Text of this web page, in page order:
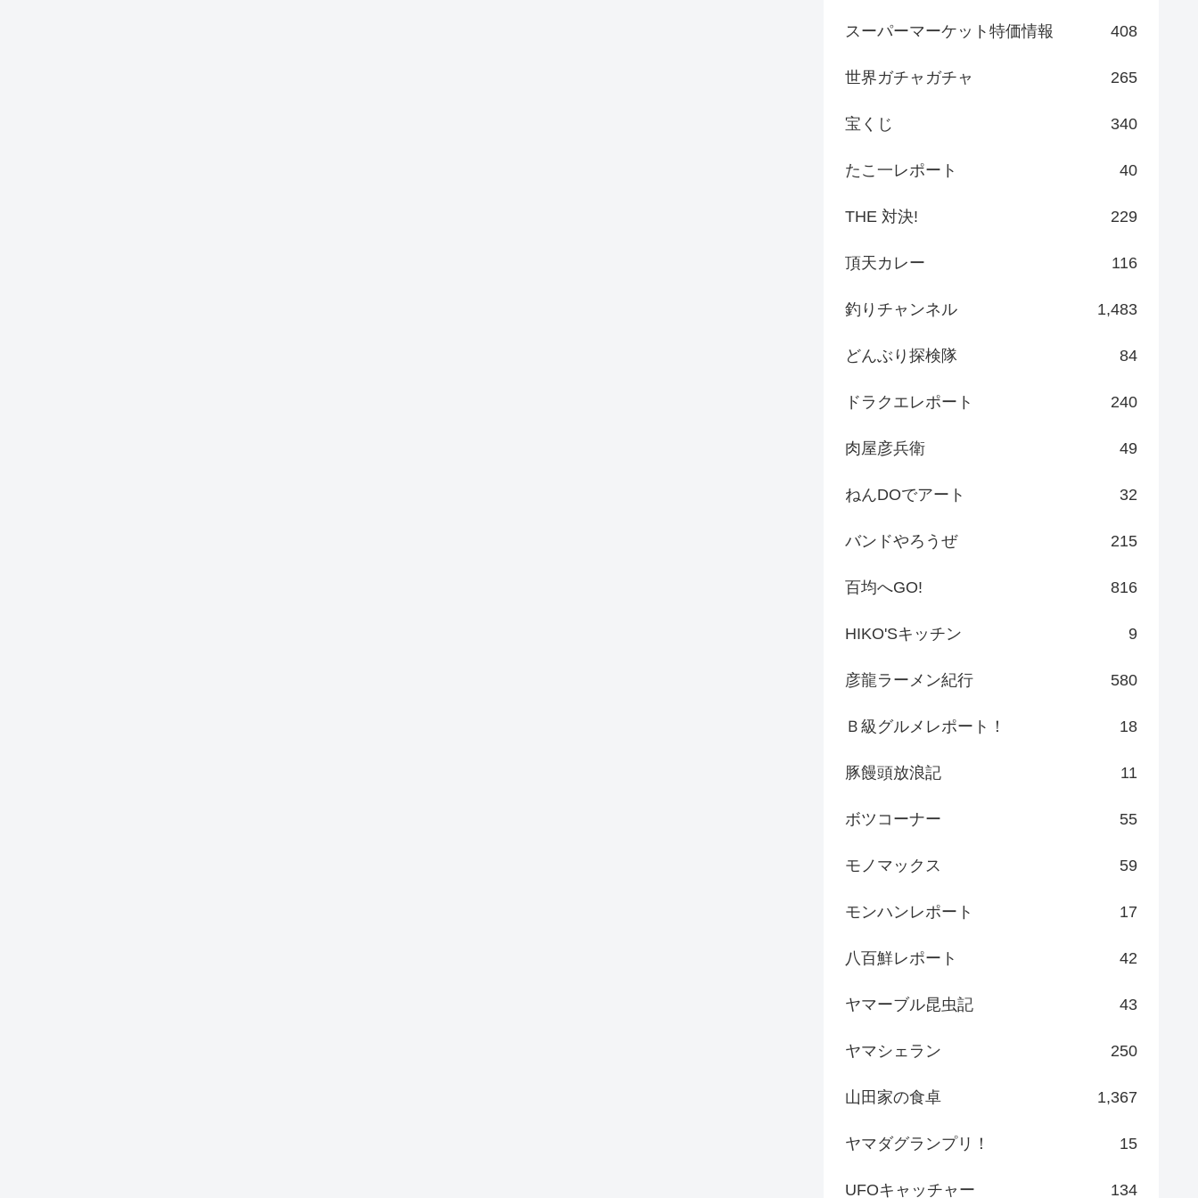
スーパーマーケット特価情報 408
世界ガチャガチャ 265
宝くじ 340
たこ一レポート 40
THE 対決! 229
頂天カレー 116
釣りチャンネル 1,483
どんぶり探検隊 84
ドラクエレポート 240
肉屋彦兵衛 49
ねんDOでアート 32
バンドやろうぜ 215
百均へGO! 816
HIKO'Sキッチン 9
彦龍ラーメン紀行 580
Ｂ級グルメレポート！ 18
豚饅頭放浪記 11
ボツコーナー 55
モノマックス 59
モンハンレポート 17
八百鮮レポート 42
ヤマーブル昆虫記 43
ヤマシェラン 250
山田家の食卓 1,367
ヤマダグランプリ！ 15
UFOキャッチャー 134